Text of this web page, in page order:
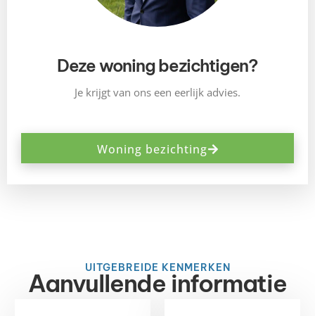
Deze woning bezichtigen?
Je krijgt van ons een eerlijk advies.
Woning bezichting
UITGEBREIDE KENMERKEN
Aanvullende informatie